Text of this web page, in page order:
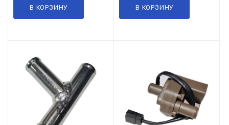
В КОРЗИНУ В КОРЗИНУ